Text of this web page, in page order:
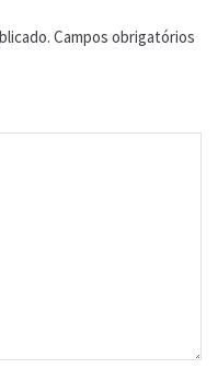
Campos obrigatórios